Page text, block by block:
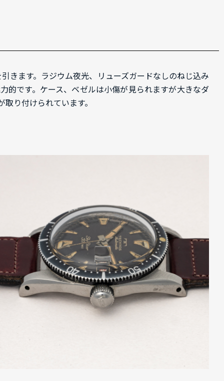
きます。ラジウム夜光、リューズガードなしのねじ込み
的です。ケース、ベゼルは小傷が見られますが大きなダ
り付けられています。